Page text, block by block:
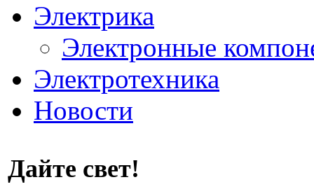
Электрика
Электронные
Электротехника
Новости
Дайте свет!